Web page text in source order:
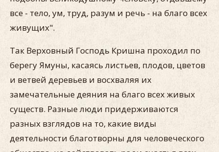
все - тело, ум, труд, разум и речь - на благо всех
живущих".
Так Верховный Господь Кришна проходил по
берегу Ямуны, касаясь листьев, плодов, цветов
и ветвей деревьев и восхваляя их
замечательные деяния на благо всех живых
существ. Разные люди придерживаются
разных взглядов на то, какие виды
деятельности благотворны для человеческого